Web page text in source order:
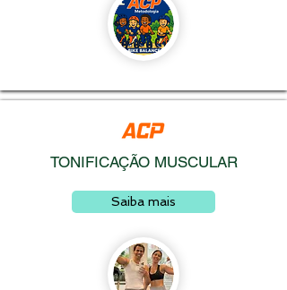
TONIFICAÇÃO MUSCULAR
Saiba mais